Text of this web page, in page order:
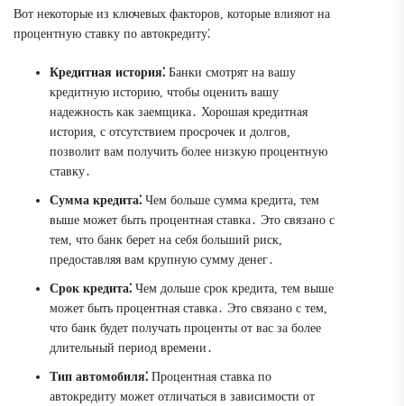
Вот некоторые из ключевых факторов, которые влияют на
процентную ставку по автокредиту⁚
Кредитная история⁚ Банки смотрят на вашу
кредитную историю, чтобы оценить вашу
надежность как заемщика․ Хорошая кредитная
история, с отсутствием просрочек и долгов,
позволит вам получить более низкую процентную
ставку․
Сумма кредита⁚ Чем больше сумма кредита, тем
выше может быть процентная ставка․ Это связано с
тем, что банк берет на себя больший риск,
предоставляя вам крупную сумму денег․
Срок кредита⁚ Чем дольше срок кредита, тем выше
может быть процентная ставка․ Это связано с тем,
что банк будет получать проценты от вас за более
длительный период времени․
Тип автомобиля⁚ Процентная ставка по
автокредиту может отличаться в зависимости от